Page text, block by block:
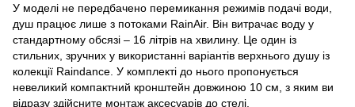
У моделі не передбачено перемикання режимів подачі води,
душ працює лише з потоками RainAir. Він витрачає воду у
стандартному обсязі – 16 літрів на хвилину. Це один із
стильних, зручних у використанні варіантів верхнього душу із
колекції Raindance. У комплекті до нього пропонується
невеликий компактний кронштейн довжиною 10 см, з яким ви
відразу здійсните монтаж аксесуарів до стелі.